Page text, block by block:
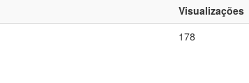
Visualizações
178